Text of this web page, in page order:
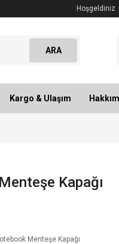
Hoşgeldiniz
ARA
Kargo & Ulaşım
Kapağı
Menteşe Kapağı